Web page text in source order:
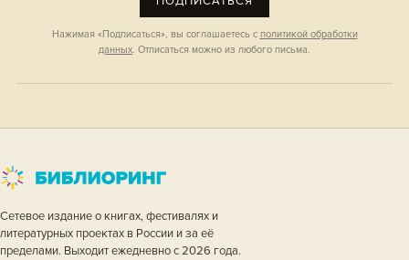
Нажимая «Подписаться», вы соглашаетесь с политикой обработки
данных. Отписаться можно из любого письма.
Сетевое издание о книгах, фестивалях и
литературных проектах в России и за её
пределами. Выходит ежедневно с 2026 года.